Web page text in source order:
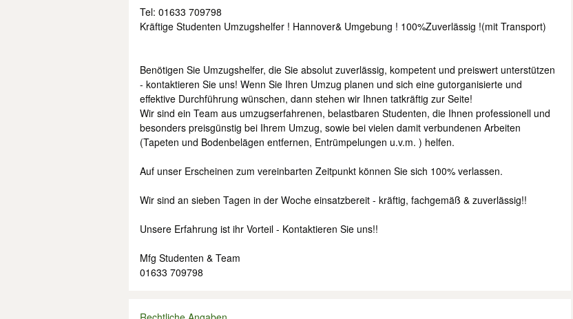
Tel: 01633 709798
Kräftige Studenten Umzugshelfer ! Hannover& Umgebung ! 100%Zuverlässig !(mit Transport)
Benötigen Sie Umzugshelfer, die Sie absolut zuverlässig, kompetent und preiswert unterstützen
- kontaktieren Sie uns! Wenn Sie Ihren Umzug planen und sich eine gutorganisierte und
effektive Durchführung wünschen, dann stehen wir Ihnen tatkräftig zur Seite!
Wir sind ein Team aus umzugserfahrenen, belastbaren Studenten, die Ihnen professionell und
besonders preisgünstig bei Ihrem Umzug, sowie bei vielen damit verbundenen Arbeiten
(Tapeten und Bodenbelägen entfernen, Entrümpelungen u.v.m. ) helfen.
Auf unser Erscheinen zum vereinbarten Zeitpunkt können Sie sich 100% verlassen.
Wir sind an sieben Tagen in der Woche einsatzbereit - kräftig, fachgemäß & zuverlässig!!
Unsere Erfahrung ist ihr Vorteil - Kontaktieren Sie uns!!
Mfg Studenten & Team
01633 709798